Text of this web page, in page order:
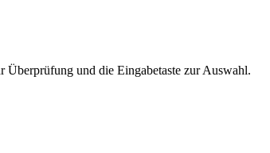
Überprüfung und die Eingabetaste zur Auswahl.